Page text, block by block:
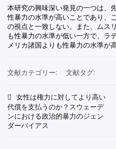
本研究の興味深い発見の一つは、
性暴力の水準が高いことであり、
の視点と一致しない。また、ムス
も性暴力の水準が低い一方で、ラ
メリカ諸国よりも性暴力の水準が
文献カテゴリー: 文献タグ:
投
稿
ナ
女性は権力に対してより高い
代償を支払うのか？スウェーデ
ンにおける政治的暴力のジェン
ダーバイアス